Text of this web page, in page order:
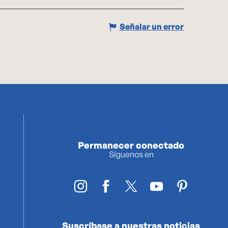
Señalar un error
Permanecer conectado
Síguenos en
Suscríbase a nuestras noticias